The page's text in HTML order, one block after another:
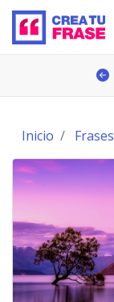
Inicio Frases